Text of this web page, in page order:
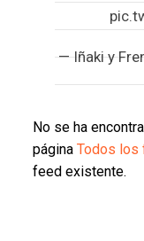
— Iñaki y
No se ha
página Todos los
feed existente.